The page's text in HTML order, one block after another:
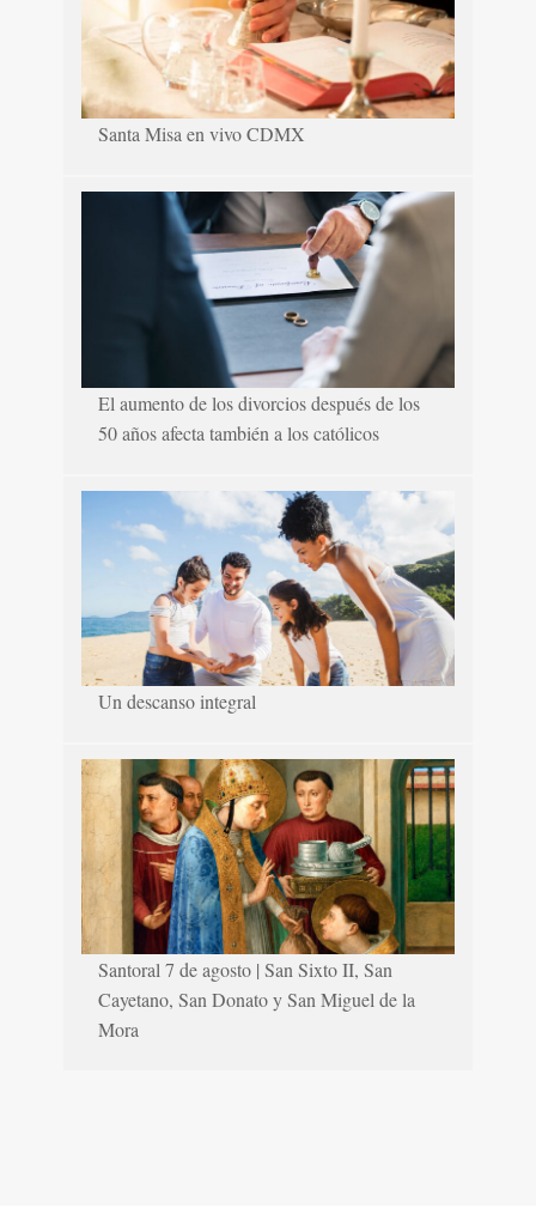
Santa Misa en vivo CDMX
El aumento de los divorcios después de los
50 años afecta también a los católicos
Un descanso integral
Santoral 7 de agosto | San Sixto II, San
Cayetano, San Donato y San Miguel de la
Mora